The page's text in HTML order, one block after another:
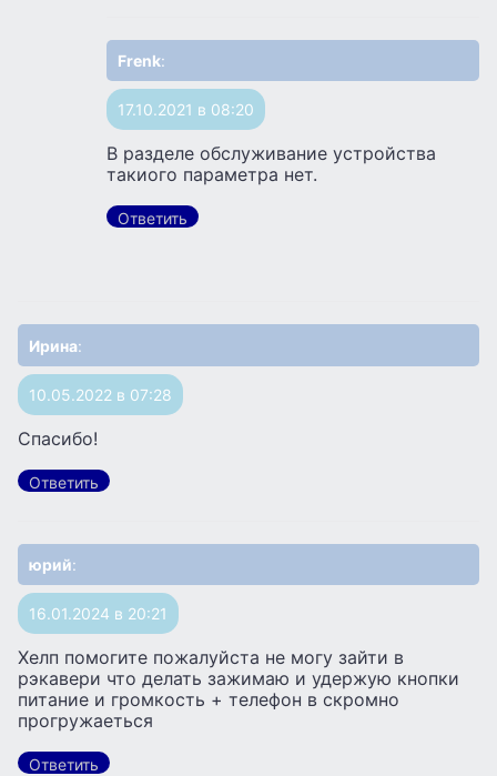
Frenk:
17.10.2021 в 08:20
В разделе обслуживание устройства
такиого параметра нет.
Ответить
Ирина:
10.05.2022 в 07:28
Спасибо!
Ответить
юрий:
16.01.2024 в 20:21
Хелп помогите пожалуйста не могу зайти в
рэкавери что делать зажимаю и удержую кнопки
питание и громкость + телефон в скромно
прогружаеться
Ответить